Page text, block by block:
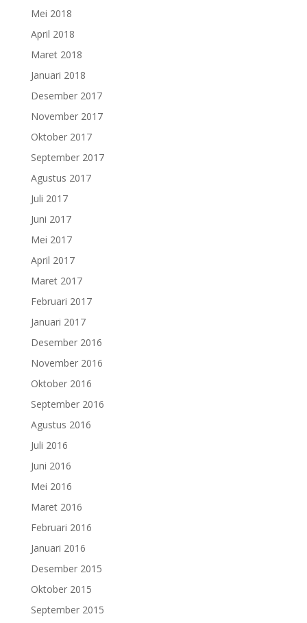
Mei 2018
April 2018
Maret 2018
Januari 2018
Desember 2017
November 2017
Oktober 2017
September 2017
Agustus 2017
Juli 2017
Juni 2017
Mei 2017
April 2017
Maret 2017
Februari 2017
Januari 2017
Desember 2016
November 2016
Oktober 2016
September 2016
Agustus 2016
Juli 2016
Juni 2016
Mei 2016
Maret 2016
Februari 2016
Januari 2016
Desember 2015
Oktober 2015
September 2015